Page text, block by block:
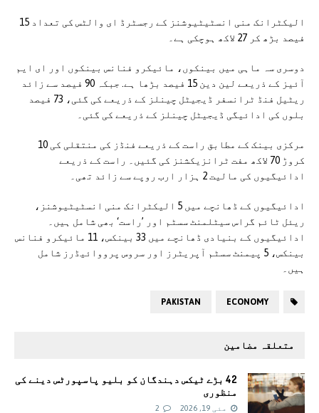
الیکٹرانک منی انسٹیٹیوشنز کے رجسٹرڈ ای والٹس کی تعداد 15
فیصد بڑھ کر 27 لاکھ ہوچکی ہے۔
دوسری سہ ماہی میں بینکوں، مائیکرو فنانس بینکوں اور ای ایم
آئیز کے ذریعے لین دین 15 فیصد بڑھا ہے. جبکہ 90 فیصد سے زائد
ریٹیل فنڈ ٹرانسفر ڈیجیٹل چینلز کے ذریعے کی گئی، 73 فیصد
بلوں کی ادائیگی ڈیجیٹل چینلز کے ذریعے کی گئی۔
مرکزی بینک کے مطابق راست کے ذریعے فنڈز کی منتقلی کی 10
کروڑ 70 لاکھ مفت ٹرانزیکشنز کی گئیں۔ راست کے ذریعے
ادائیگیوں کی مالیت 2 ہزار ارب روپے سے زائد تھی۔
ادائیگیوں کے ڈھانچے میں 5 الیکٹرانک منی انسٹیٹیوشنز،
ریئل ٹائم گراس سیٹلمنٹ سسٹم اور ’راست‘ بھی شامل ہیں۔
ادائیگیوں کے بنیادی ڈھانچے میں 33 بینکس، 11 مائیکرو فنانس
بینکس، 5 پیمنٹ سسٹم آپریٹرز اور سروس پرووائیڈرز شامل
ہیں۔
ECONOMY
PAKISTAN
متعلقہ مضامین
42 بڑے ٹیکس دہندگان کو بلیو پاسپورٹس دینے کی
منظوری
مئی 19, 2026 2